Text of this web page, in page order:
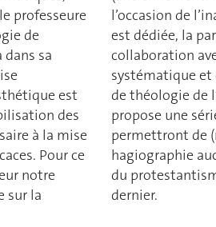
l’occasion de
est dédiée, la
collaboration
systématique et
de théologie de
propose une
permettront de
hagiographie
du
dernier.
professeure
de
dans sa
est
des
à la mise
Pour ce
notre
sur la